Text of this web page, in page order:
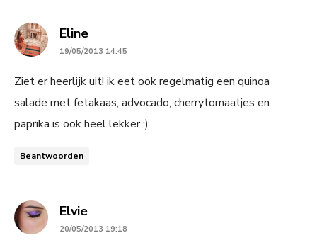
Elinesays:
19/05/2013 14:45
Ziet er heerlijk uit! ik eet ook regelmatig een quinoa
salade met fetakaas, advocado, cherrytomaatjes en
paprika is ook heel lekker :)
Beantwoorden
Elviesays:
20/05/2013 19:18